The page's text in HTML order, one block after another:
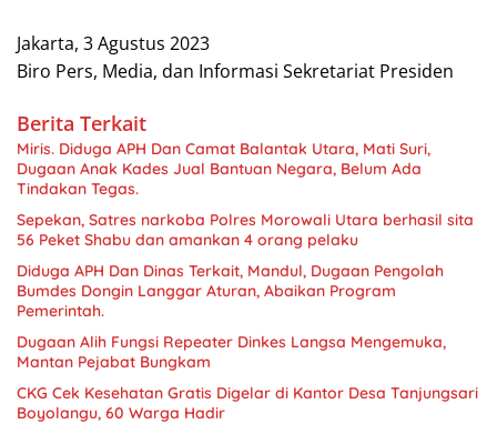
Jakarta, 3 Agustus 2023
Biro Pers, Media, dan Informasi Sekretariat Presiden
Berita Terkait
Miris. Diduga APH Dan Camat Balantak Utara, Mati Suri,
Dugaan Anak Kades Jual Bantuan Negara, Belum Ada
Sepekan, Satres narkoba Polres Morowali Utara berhasil sita
56 Peket Shabu dan amankan 4 orang pelaku
Diduga APH Dan Dinas Terkait, Mandul, Dugaan Pengolah
Bumdes Dongin Langgar Aturan, Abaikan Program
Pemerintah.
Dugaan Alih Fungsi Repeater Dinkes Langsa Mengemuka,
Mantan Pejabat Bungkam
CKG Cek Kesehatan Gratis Digelar di Kantor Desa Tanjungsari
Boyolangu, 60 Warga Hadir